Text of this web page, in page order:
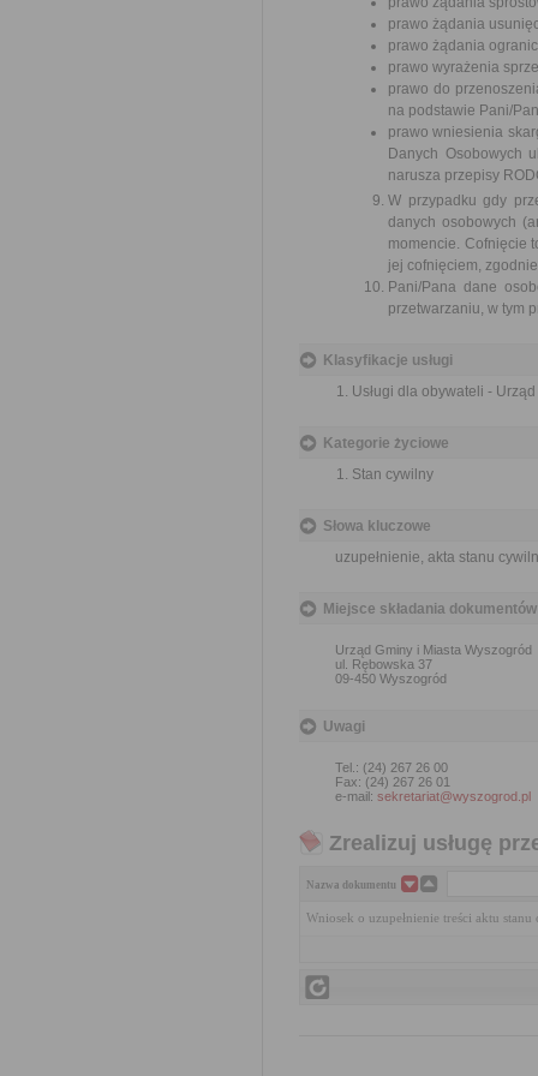
prawo żądania
prawo żądania
prawo wyrażenia
prawo do
na podstawie Pani/
prawo wniesienia
Danych Osobowych
narusza przepisy
W przypadku gdy
danych osobowych
momencie. Cofnięcie
jej cofnięciem,
Pani/Pana dane
przetwarzaniu, w tym
Klasyfikacje usługi
Usługi dla obywateli -
Kategorie życiowe
Stan cywilny
Słowa kluczowe
uzupełnienie, akta stanu
Miejsce składania dokumentów
Urząd Gminy i Miasta Wyszogród
ul. Rębowska 37
09-450 Wyszogród
Uwagi
Tel.: (24) 267 26 00
Fax: (24) 267 26 01
e-mail: sekretariat@wyszogrod.pl
Zrealizuj usługę
Nazwa dokumentu
Wniosek o uzupełnienie treści aktu